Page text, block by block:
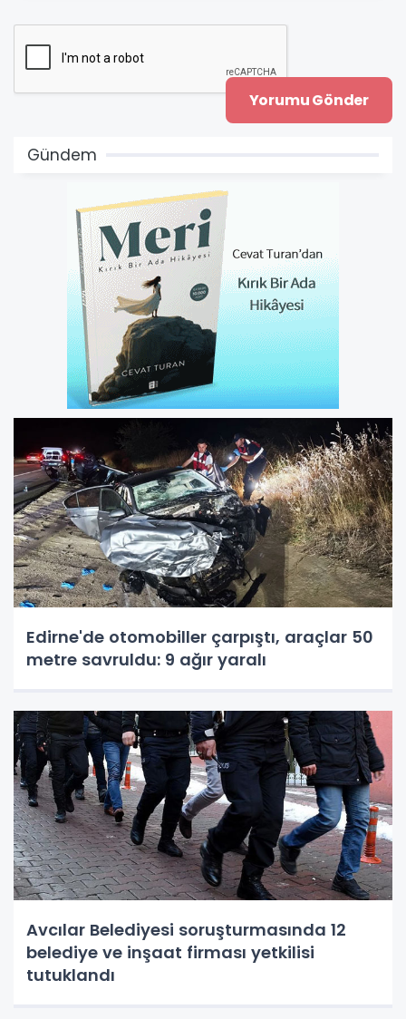
Gündem
Edirne'de otomobiller çarpıştı, araçlar 50
metre savruldu: 9 ağır yaralı
Avcılar Belediyesi soruşturmasında 12
belediye ve inşaat firması yetkilisi
tutuklandı